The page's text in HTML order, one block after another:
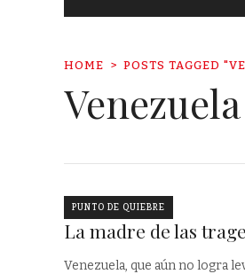
HOME POSTS TAGGED
PUNTO DE QUIEBRE
La madre de las
Venezuela, que aún no logra